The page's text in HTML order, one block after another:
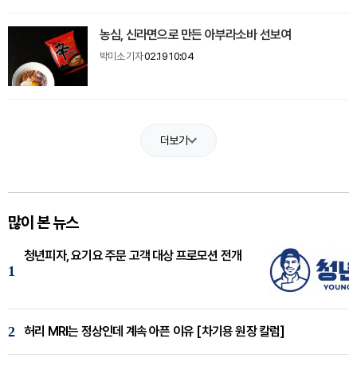
농심, 신라면으로 만든 아부라소바 선보여
박미소 기자02.19 10:04
더보기
많이 본 뉴스
1
청년피자, 요기요 주문 고객 대상 프로모션 전개
2 허리 MRI는 정상인데 계속 아픈 이유 [차기용 원장 칼럼]